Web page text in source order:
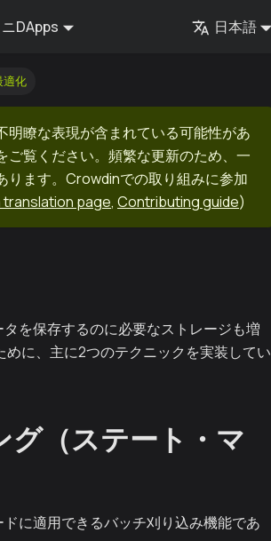
ニDApps 日本語
適化
瞭な表現が含まれている可能性があ
ご覧ください。頻繁な更新のため、一
ります。Crowdinでの取り組みに参加
translation page, Contributing guide)
を保存するのに必要なストレージも増
に、主に2つのテクニックを実装してい
（ステート・マ
に適用できるバッチ刈り込み機能であ